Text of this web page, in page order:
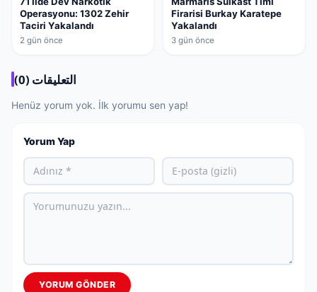
Operasyonu: 1302 Zehir
Taciri Yakalandı
2 gün önce
Firarisi Burkay Karatepe
Yakalandı
3 gün önce
التعليقات (0)
Henüz yorum yok. İlk yorumu sen yap!
Yorum Yap
YORUM GÖNDER